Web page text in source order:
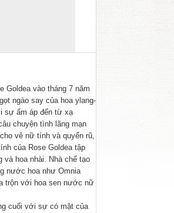
Goldeavào tháng 7 năm
ngào say của hoa ylang-
sự ấm áp đến từ xạ
chuyện tình lãng mạn
vẻ nữ tính và quyến rũ,
củaRose Goldeatập
hoa nhài. Nhà chế tạo
nước hoa như Omnia
trộn với hoa sen nước nữ
cuối với sự có mặt của